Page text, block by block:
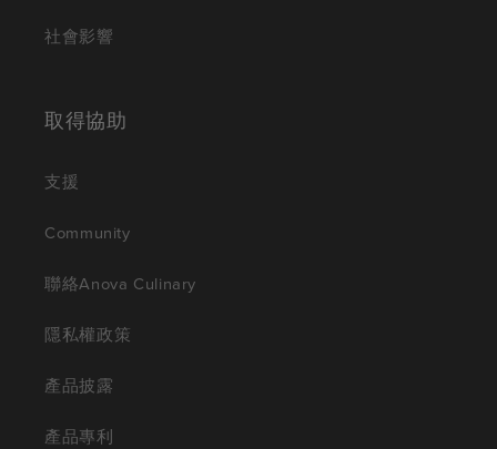
社會影響
取得協助
支援
Community
聯絡Anova Culinary
隱私權政策
產品披露
產品專利